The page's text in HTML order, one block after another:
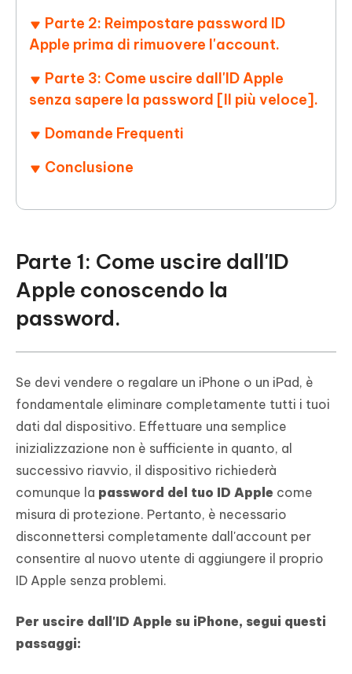
Parte 2: Reimpostare password ID
Apple prima di rimuovere l'account.
Parte 3: Come uscire dall'ID Apple
senza sapere la password [Il più veloce].
Domande Frequenti
Conclusione
Parte 1: Come uscire dall'ID
Apple conoscendo la
password.
Se devi vendere o regalare un iPhone o un iPad, è
fondamentale eliminare completamente tutti i tuoi
dati dal dispositivo. Effettuare una semplice
inizializzazione non è sufficiente in quanto, al
successivo riavvio, il dispositivo richiederà
comunque la password del tuo ID Apple come
misura di protezione. Pertanto, è necessario
disconnettersi completamente dall'account per
consentire al nuovo utente di aggiungere il proprio
ID Apple senza problemi.
Per uscire dall'ID Apple su iPhone, segui questi
passaggi: